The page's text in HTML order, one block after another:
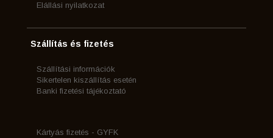
Elállási nyilatkozat
Szállítás és fizetés
Szállítási információk
Sikertelen kiszállítás esetén
Banki fizetési tájékoztató
Kártyás fizetés - GYFK